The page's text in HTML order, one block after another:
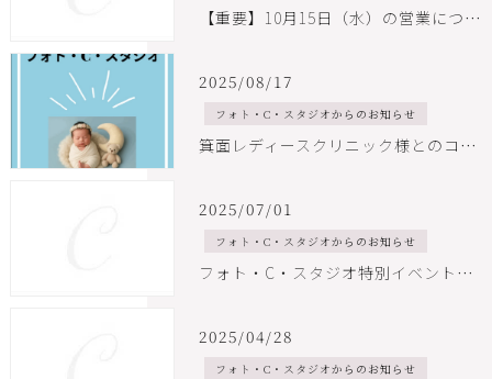
【重要】10月15日（水）の営業について
2025/08/17
フォト・C・スタジオからのお知らせ
箕面レディースクリニック様とのコラボ企画がスタートしました！
2025/07/01
フォト・C・スタジオからのお知らせ
フォト・C・スタジオ特別イベント開催！プロの着付け師が教えるゆかた着付け教室
2025/04/28
フォト・C・スタジオからのお知らせ